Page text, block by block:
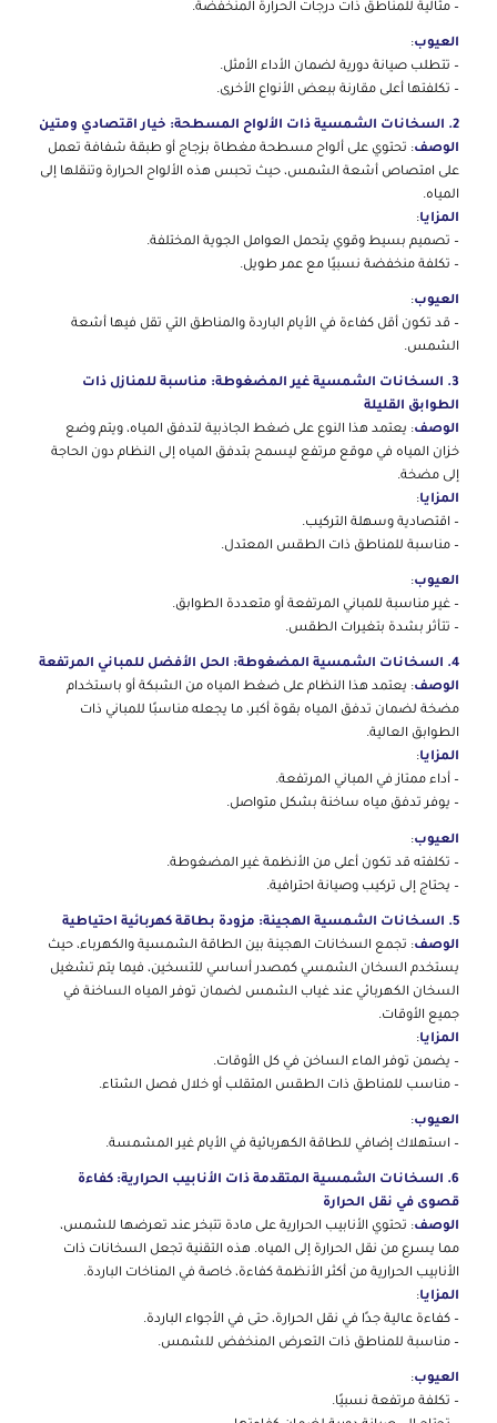
– مثالية للمناطق ذات درجات الحرارة المنخفضة.
العيوب:
– تتطلب صيانة دورية لضمان الأداء الأمثل.
– تكلفتها أعلى مقارنة ببعض الأنواع الأخرى.
2. السخانات الشمسية ذات الألواح المسطحة: خيار اقتصادي ومتين
الوصف: تحتوي على ألواح مسطحة مغطاة بزجاج أو طبقة شفافة تعمل
على امتصاص أشعة الشمس، حيث تحبس هذه الألواح الحرارة وتنقلها إلى
المياه.
المزايا:
– تصميم بسيط وقوي يتحمل العوامل الجوية المختلفة.
– تكلفة منخفضة نسبيًا مع عمر طويل.
العيوب:
– قد تكون أقل كفاءة في الأيام الباردة والمناطق التي تقل فيها أشعة
الشمس.
3. السخانات الشمسية غير المضغوطة: مناسبة للمنازل ذات
الطوابق القليلة
الوصف: يعتمد هذا النوع على ضغط الجاذبية لتدفق المياه، ويتم وضع
خزان المياه في موقع مرتفع ليسمح بتدفق المياه إلى النظام دون الحاجة
إلى مضخة.
المزايا:
– اقتصادية وسهلة التركيب.
– مناسبة للمناطق ذات الطقس المعتدل.
العيوب:
– غير مناسبة للمباني المرتفعة أو متعددة الطوابق.
– تتأثر بشدة بتغيرات الطقس.
4. السخانات الشمسية المضغوطة: الحل الأفضل للمباني المرتفعة
الوصف: يعتمد هذا النظام على ضغط المياه من الشبكة أو باستخدام
مضخة لضمان تدفق المياه بقوة أكبر، ما يجعله مناسبًا للمباني ذات
الطوابق العالية.
المزايا:
– أداء ممتاز في المباني المرتفعة.
– يوفر تدفق مياه ساخنة بشكل متواصل.
العيوب:
– تكلفته قد تكون أعلى من الأنظمة غير المضغوطة.
– يحتاج إلى تركيب وصيانة احترافية.
5. السخانات الشمسية الهجينة: مزودة بطاقة كهربائية احتياطية
الوصف: تجمع السخانات الهجينة بين الطاقة الشمسية والكهرباء، حيث
يستخدم السخان الشمسي كمصدر أساسي للتسخين، فيما يتم تشغيل
السخان الكهربائي عند غياب الشمس لضمان توفر المياه الساخنة في
جميع الأوقات.
المزايا:
– يضمن توفر الماء الساخن في كل الأوقات.
– مناسب للمناطق ذات الطقس المتقلب أو خلال فصل الشتاء.
العيوب:
– استهلاك إضافي للطاقة الكهربائية في الأيام غير المشمسة.
6. السخانات الشمسية المتقدمة ذات الأنابيب الحرارية: كفاءة
قصوى في نقل الحرارة
الوصف: تحتوي الأنابيب الحرارية على مادة تتبخر عند تعرضها للشمس،
مما يسرع من نقل الحرارة إلى المياه. هذه التقنية تجعل السخانات ذات
الأنابيب الحرارية من أكثر الأنظمة كفاءة، خاصة في المناخات الباردة.
المزايا:
– كفاءة عالية جدًا في نقل الحرارة، حتى في الأجواء الباردة.
– مناسبة للمناطق ذات التعرض المنخفض للشمس.
العيوب:
– تكلفة مرتفعة نسبيًا.